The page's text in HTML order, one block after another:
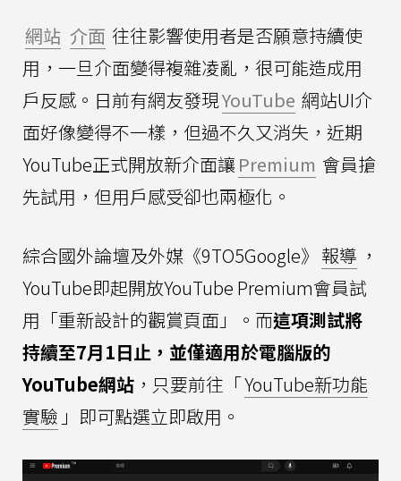
網站 介面 往往影響使用者是否願意持續使
用，一旦介面變得複雜凌亂，很可能造成用
戶反感。日前有網友發現YouTube 網站UI介
面好像變得不一樣，但過不久又消失，近期
YouTube正式開放新介面讓 Premium 會員搶
先試用，但用戶感受卻也兩極化。
綜合國外論壇及外媒《9TO5Google》 報導 ，
YouTube即起開放YouTube Premium會員試
用「重新設計的觀賞頁面」。而這項測試將
持續至7月1日止，並僅適用於電腦版的
YouTube網站 ，只要前往「YouTube新功能
實驗 」即可點選立即啟用。